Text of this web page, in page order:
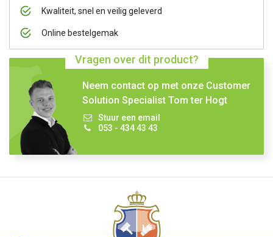
Kwaliteit, snel en veilig geleverd
Online bestelgemak
Vragen over dit product?
Neem contact op met onze Customer
Solution Specialist Tom ter Hogt
Stuur een email
053 - 434 43 43